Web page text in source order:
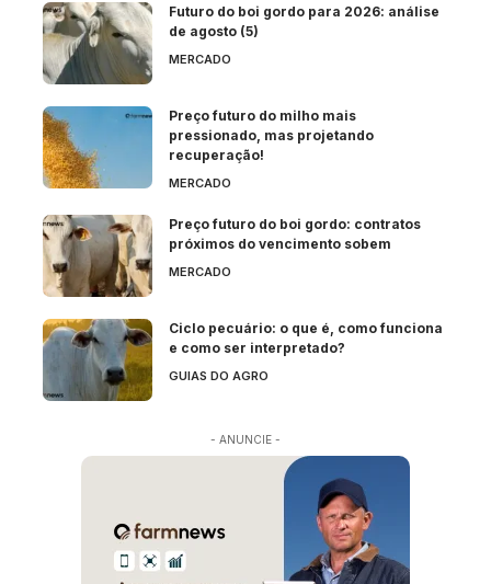
Futuro do boi gordo para 2026: análise
de agosto (5)
MERCADO
Preço futuro do milho mais
pressionado, mas projetando
recuperação!
MERCADO
Preço futuro do boi gordo: contratos
próximos do vencimento sobem
MERCADO
Ciclo pecuário: o que é, como funciona
e como ser interpretado?
GUIAS DO AGRO
- ANUNCIE -